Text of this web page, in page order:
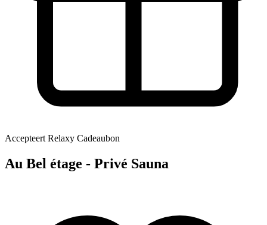
Accepteert Relaxy Cadeaubon
Au Bel étage - Privé Sauna